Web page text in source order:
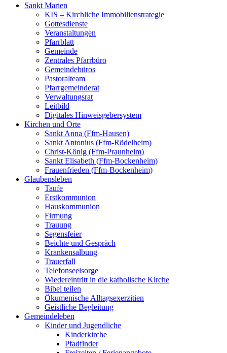
Sankt Marien
KIS – Kirchliche Immobilienstrategie
Gottesdienste
Veranstaltungen
Pfarrblatt
Gemeinde
Zentrales Pfarrbüro
Gemeindebüros
Pastoralteam
Pfarrgemeinderat
Verwaltungsrat
Leitbild
Digitales Hinweisgebersystem
Kirchen und Orte
Sankt Anna (Ffm-Hausen)
Sankt Antonius (Ffm-Rödelheim)
Christ-König (Ffm-Praunheim)
Sankt Elisabeth (Ffm-Bockenheim)
Frauenfrieden (Ffm-Bockenheim)
Glaubensleben
Taufe
Erstkommunion
Hauskommunion
Firmung
Trauung
Segensfeier
Beichte und Gespräch
Krankensalbung
Trauerfall
Telefonseelsorge
Wiedereintritt in die katholische Kirche
Bibel teilen
Ökumenische Alltagsexerzitien
Geistliche Begleitung
Gemeindeleben
Kinder und Jugendliche
Kinderkirche
Pfadfinder